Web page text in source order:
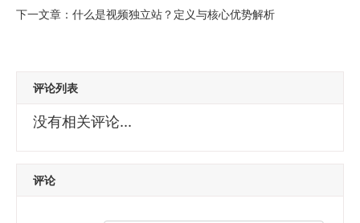
下一文章： 什么是视频独立站？定义与核心优势解析
评论列表
没有相关评论...
评论